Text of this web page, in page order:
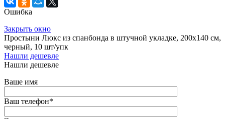
Ошибка
Закрыть окно
Простыни Люкс из спанбонда в штучной укладке, 200х140 см,
черный, 10 шт/упк
Нашли дешевле
Нашли дешевле
Ваше имя
Ваш телефон*